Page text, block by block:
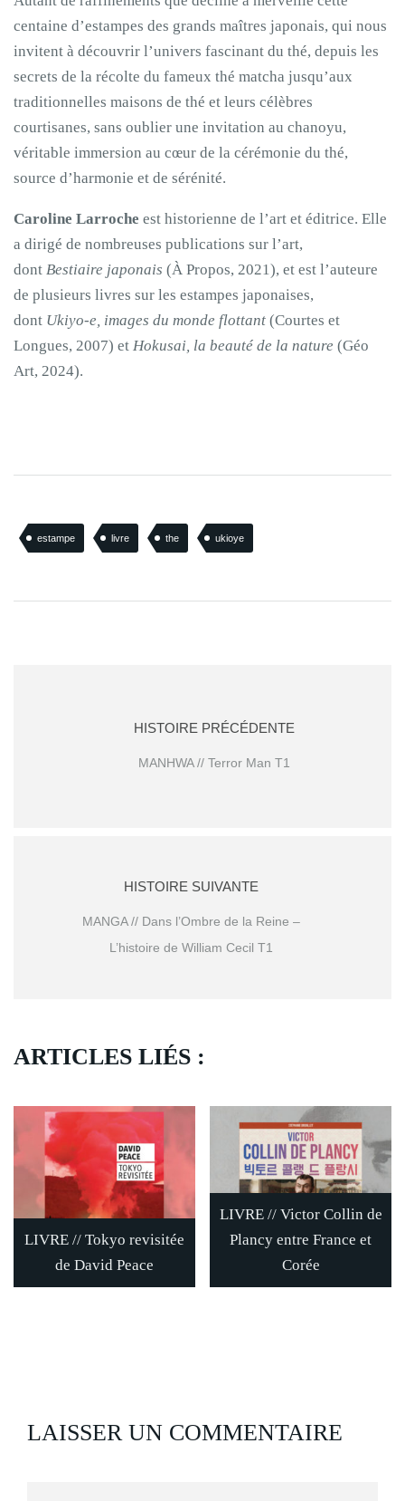
centaine d’estampes des grands maîtres japonais, qui nous
invitent à découvrir l’univers fascinant du thé, depuis les
secrets de la récolte du fameux thé matcha jusqu’aux
traditionnelles maisons de thé et leurs célèbres
courtisanes, sans oublier une invitation au chanoyu,
véritable immersion au cœur de la cérémonie du thé,
source d’harmonie et de sérénité.
Caroline Larroche est historienne de l’art et éditrice. Elle
a dirigé de nombreuses publications sur l’art,
dont Bestiaire japonais (À Propos, 2021), et est l’auteure
de plusieurs livres sur les estampes japonaises,
dont Ukiyo-e, images du monde flottant (Courtes et
Longues, 2007) et Hokusai, la beauté de la nature (Géo
Art, 2024).
estampe livre the ukioye
HISTOIRE PRÉCÉDENTE
MANHWA // Terror Man T1
HISTOIRE SUIVANTE
MANGA // Dans l’Ombre de la Reine –
L’histoire de William Cecil T1
ARTICLES LIÉS :
LIVRE // Tokyo revisitée
de David Peace
LIVRE // Victor Collin de
Plancy entre France et
Corée
LAISSER UN COMMENTAIRE